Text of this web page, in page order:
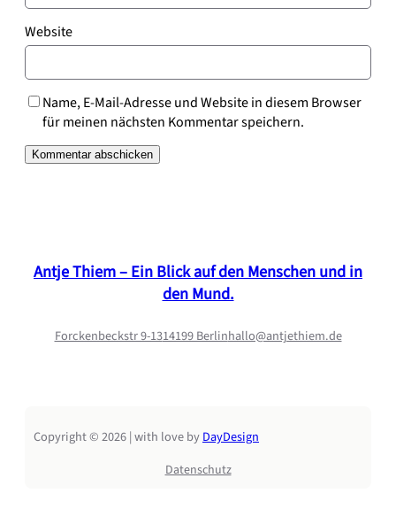
Website
Name, E-Mail-Adresse und Website in diesem Browser
für meinen nächsten Kommentar speichern.
Antje Thiem – Ein Blick auf den Menschen und in
den Mund.
Forckenbeckstr 9-1314199 Berlinhallo@antjethiem.de
Copyright © 2026 | with love byDayDesign
Datenschutz